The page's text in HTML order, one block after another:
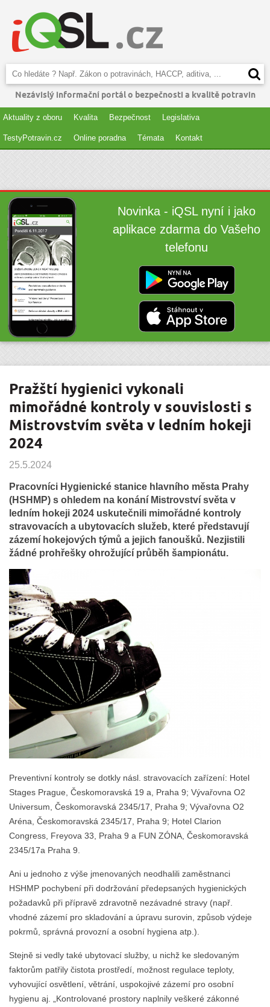
Nezávislý informační portál o bezpečnosti a kvalitě potravin
Aktuality z oboru Kvalita Bezpečnost Legislativa
TestyPotravin.cz Online poradna Témata Kontakt
Novinka - iQSL nyní i jako
aplikace zdarma do Vašeho
telefonu
Pražští hygienici vykonali
mimořádné kontroly v souvislosti s
Mistrovstvím světa v ledním hokeji
2024
25.5.2024
Pracovníci Hygienické stanice hlavního města Prahy
(HSHMP) s ohledem na konání Mistrovství světa v
ledním hokeji 2024 uskutečnili mimořádné kontroly
stravovacích a ubytovacích služeb, které představují
zázemí hokejových týmů a jejich fanoušků. Nezjistili
žádné prohřešky ohrožující průběh šampionátu.
Preventivní kontroly se dotkly násl. stravovacích zařízení: Hotel
Stages Prague, Českomoravská 19 a, Praha 9; Vývařovna O2
Universum, Českomoravská 2345/17, Praha 9; Vývařovna O2
Aréna, Českomoravská 2345/17, Praha 9; Hotel Clarion
Congress, Freyova 33, Praha 9 a FUN ZÓNA, Českomoravská
2345/17a Praha 9.
Ani u jednoho z výše jmenovaných neodhalili zaměstnanci
HSHMP pochybení při dodržování předepsaných hygienických
požadavků při přípravě zdravotně nezávadné stravy (např.
vhodné zázemí pro skladování a úpravu surovin, způsob výdeje
pokrmů, správná provozní a osobní hygiena atp.).
Stejně si vedly také ubytovací služby, u nichž ke sledovaným
faktorům patřily čistota prostředí, možnost regulace teploty,
vyhovující osvětlení, větrání, uspokojivé zázemí pro osobní
hygienu aj. „Kontrolované prostory naplnily veškeré zákonné